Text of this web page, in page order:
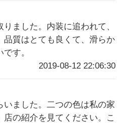
ました。内装に追われて、
品質はとても良くて、滑らか
す。
2019-08-12 22:06:30
いました。二つの色は私の家
の紹介を見てください。こ